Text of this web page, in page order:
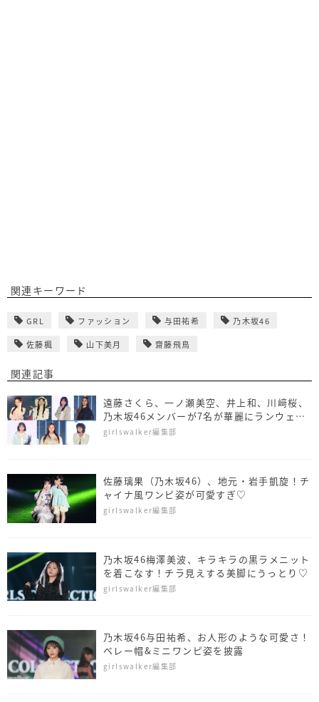
関連キーワード
GRL ファッション 与田祐希 乃木坂46
佐藤楓 山下美月 齋藤飛鳥
関連記事
遠藤さくら、一ノ瀬美空、井上和、川﨑桜、
乃木坂46メンバーが7名が華麗にランウェイ
＜TGC 2026 S/S＞
girlswalker編集部
佐藤璃果（乃木坂46）、地元・岩手凱旋！チ
ャイナ風ワンピ姿が可愛すぎ♡
girlswalker編集部
乃木坂46梅澤美波、キラキラの黒ラメニット
を着こなす！チラ見えする美脚にうっとり♡
girlswalker編集部
乃木坂46与田祐希、お人形のような可愛さ！
ベレー帽&ミニワンピ姿を披露
girlswalker編集部